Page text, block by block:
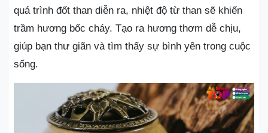
quá trình đốt than diễn ra, nhiệt độ từ than sẽ khiến
trầm hương bốc cháy. Tạo ra hương thơm dễ chịu,
giúp bạn thư giãn và tìm thấy sự bình yên trong cuộc
sống.